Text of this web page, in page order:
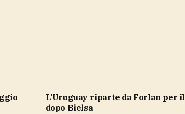
L’Uruguay riparte da Forlan per il
dopo Bielsa